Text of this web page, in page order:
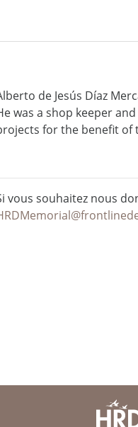
de Jesús Díaz
was a shop keeper
for the benefit of
vous souhaitez nous